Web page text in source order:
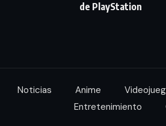
de PlayStation
Noticias Anime
Entretenimiento